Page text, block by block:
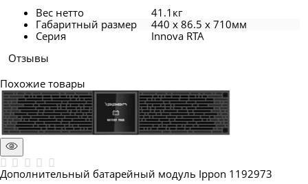
Вес нетто
41.1кг
Габаритный размер
440 x 86.5 x 710мм
Серия
Innova RTA
Отзывы
Похожие товары
Дополнительный батарейный модуль Ippon 1192973